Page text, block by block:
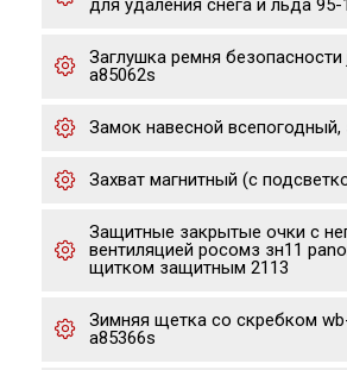
для удаления снега и льда
Заглушка ремня
a85062s
Замок навесной всепогодный,
Захват магнитный (с
Защитные закрытые очки с
вентиляцией росомз зн11
щитком защитным 2113
Зимняя щетка со скребком
a85366s